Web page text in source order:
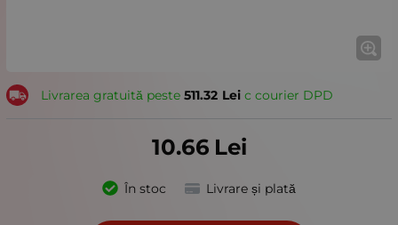
Livrarea gratuită peste 511.32 Leiс courier DPD
10.66 Lei
În stoc Livrare și plată